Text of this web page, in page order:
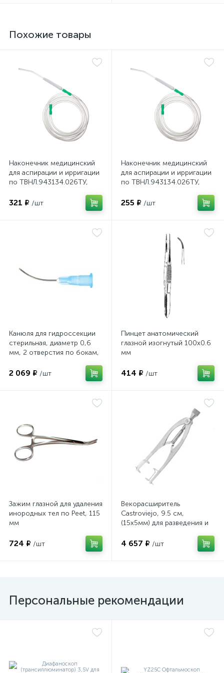
Похожие товары
Наконечник медицинский
для аспирации и ирригации
по ТВНЛ.943134.026ТУ,
удлинителем медицинским
однократного применения
(с наконечниками female M)
321 ₽ /шт
Наконечник медицинский
для аспирации и ирригации
по ТВНЛ.943134.026ТУ,
удлинителем медицинским
однократного применения
(с наконечниками female M)
255 ₽ /шт
Канюля для гидроссекции
стерильная, диаметр 0,6
мм, 2 отверстия по бокам,
2 069 ₽ /шт
Пинцет анатомический
глазной изогнутый 100х0.6
мм
414 ₽ /шт
Зажим глазной для удаления
инородных тел по Peet, 115
мм
724 ₽ /шт
Векорасширитель
Castroviejo, 9.5 см,
(15х5мм) для разведения и
осмотре и при глазных
4 657 ₽ /шт
Персональные рекомендации